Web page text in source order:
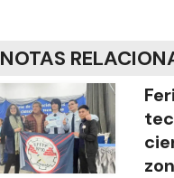
NOTAS